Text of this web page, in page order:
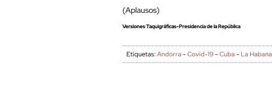
(Aplausos)
Versiones Taquigráficas-Presidencia de la República
Etiquetas:Andorra -Covid-19-Cuba - La Habana